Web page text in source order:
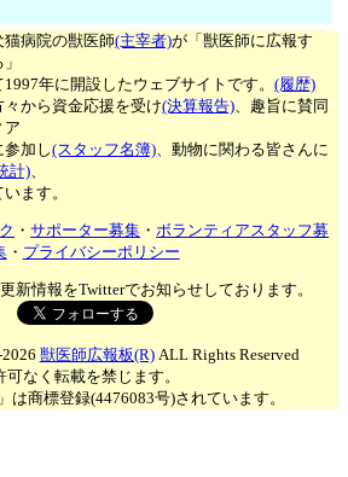
猫病院の獣医師(主宰者)が「獣医師に広報す
年に開設したウェブサイトです。(履歴)
々から資金応援を受け(決算報告)、趣旨に賛同
ア
参加し(スタッフ名簿)、動物に関わる皆さんに
計)、
ます。
・サポーター募集 ・ボランティアスタッフ募
・ プライバシーポリシー
新情報をTwitterでお知らせしております。
獣医師広報板(R)ALL Rights Reserved
可なく転載を禁じます。
は商標登録(4476083号)されています。